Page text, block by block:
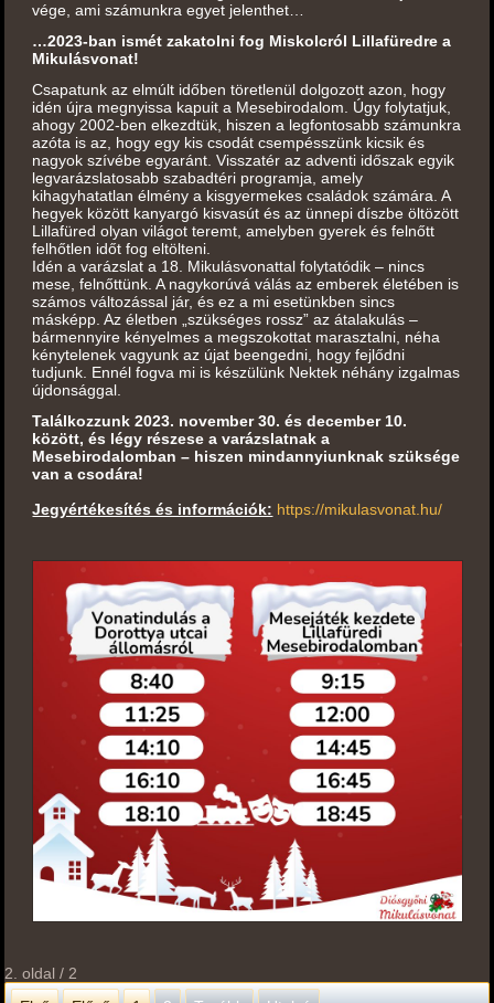
vége, ami számunkra egyet jelenthet…
…2023-ban ismét zakatolni fog Miskolcról Lillafüredre a
Mikulásvonat!
Csapatunk az elmúlt időben töretlenül dolgozott azon, hogy
idén újra megnyissa kapuit a Mesebirodalom. Úgy folytatjuk,
ahogy 2002-ben elkezdtük, hiszen a legfontosabb számunkra
azóta is az, hogy egy kis csodát csempésszünk kicsik és
nagyok szívébe egyaránt. Visszatér az adventi időszak egyik
legvarázslatosabb szabadtéri programja, amely
kihagyhatatlan élmény a kisgyermekes családok számára. A
hegyek között kanyargó kisvasút és az ünnepi díszbe öltözött
Lillafüred olyan világot teremt, amelyben gyerek és felnőtt
felhőtlen időt fog eltölteni.
Idén a varázslat a 18. Mikulásvonattal folytatódik – nincs
mese, felnőttünk. A nagykorúvá válás az emberek életében is
számos változással jár, és ez a mi esetünkben sincs
másképp. Az életben „szükséges rossz” az átalakulás –
bármennyire kényelmes a megszokottat marasztalni, néha
kénytelenek vagyunk az újat beengedni, hogy fejlődni
tudjunk. Ennél fogva mi is készülünk Nektek néhány izgalmas
újdonsággal.
Találkozzunk 2023. november 30. és december 10.
között, és légy részese a varázslatnak a
Mesebirodalomban – hiszen mindannyiunknak szüksége
van a csodára!
Jegyértékesítés és információk: https://mikulasvonat.hu/
2. oldal / 2